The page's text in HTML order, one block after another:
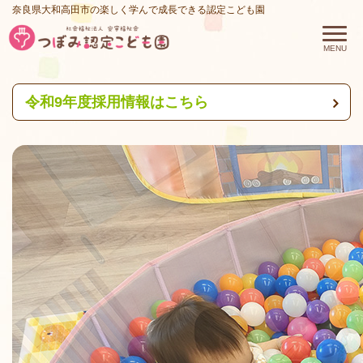
奈良県大和高田市の楽しく学んで成長できる認定こども園
令和9年度採用情報はこちら